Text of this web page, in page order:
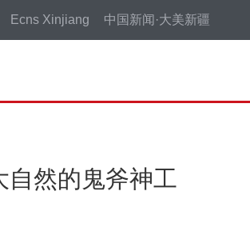
Ecns Xinjiang 中国新闻·大美新疆
然的鬼斧神工